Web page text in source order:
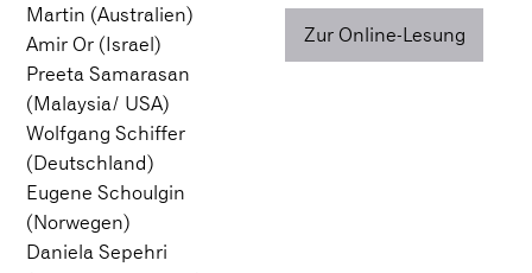
Martin (Australien)
Amir Or (Israel)
Preeta Samarasan
(Malaysia/ USA)
Wolfgang Schiffer
(Deutschland)
Eugene Schoulgin
(Norwegen)
Daniela Sepehri
Zur Online-Lesung